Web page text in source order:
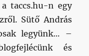
taccs.hu-n egy
Sütő András
legyünk… –
és